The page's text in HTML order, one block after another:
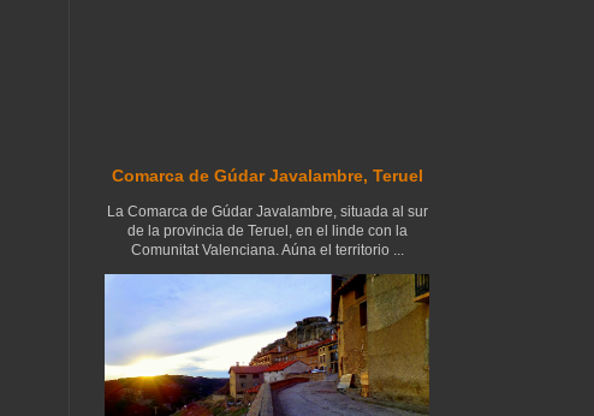
Comarca de Gúdar Javalambre, Teruel
La Comarca de Gúdar Javalambre, situada al sur
de la provincia de Teruel, en el linde con la
Comunitat Valenciana. Aúna el territorio ...